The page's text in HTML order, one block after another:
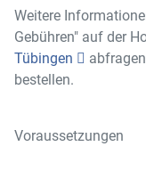
Weitere
Gebühren" auf der
Tübingen
bestellen.
Voraussetzungen